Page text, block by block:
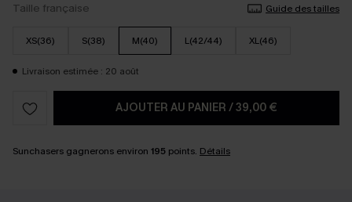
Taille française Guide des tailles
XS(36) S(38) M(40) L(42/44) XL(46)
Livraison estimée : 20 août
AJOUTER AU PANIER /39,00 €
Sunchasers gagnerons environ 195 points. Détails